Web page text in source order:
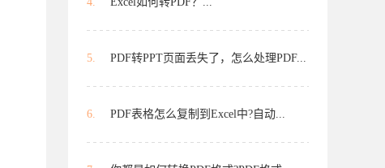
5. PDF转PPT页面丢失了，怎么处理PDF...
6. PDF表格怎么复制到Excel中?自动...